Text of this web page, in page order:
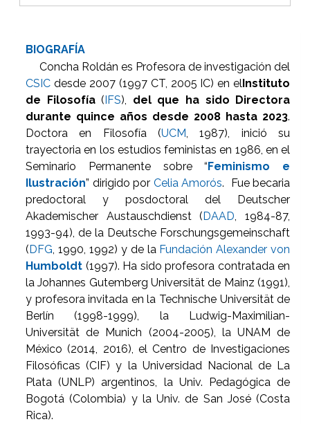
BIOGRAFÍA
Concha Roldán es Profesora de investigación del
CSIC desde 2007 (1997 CT, 2005 IC) en el Instituto
de Filosofía( IFS), del que ha sido
Directora
durante quince años desde 2008 hasta 2023.
Doctora en Filosofía (UCM, 1987), inició su
trayectoria en los estudios feministas en 1986, en el
Seminario Permanente sobre “ Feminismo e
Ilustración” dirigido por Celia Amorós. Fue becaria
predoctoral y posdoctoral del Deutscher
Akademischer Austauschdienst ( DAAD, 1984-87,
1993-94), de la Deutsche Forschungsgemeinschaft
( DFG, 1990, 1992) y de la Fundación Alexander von
Humboldt (1997). Ha sido profesora contratada en
la Johannes Gutemberg Universität de Mainz (1991),
y profesora invitada en la Technische Universität de
Berlín (1998-1999), la Ludwig-Maximilian-
Universität de Munich (2004-2005), la UNAM de
México (2014, 2016), el Centro de Investigaciones
Filosóficas (CIF) y la Universidad Nacional de La
Plata (UNLP) argentinos, la Univ. Pedagógica de
Bogotá (Colombia) y la Univ. de San José (Costa
Rica).